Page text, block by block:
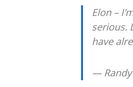
Elon –
serious.
have
—